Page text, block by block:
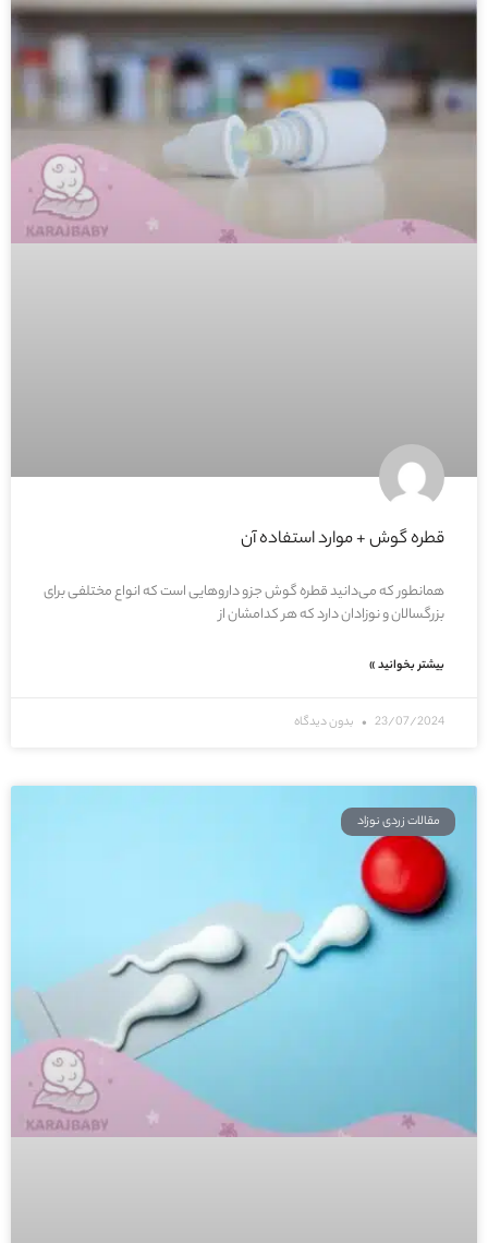
قطره گوش + موارد استفاده آن
همانطور که می‌دانید قطره گوش جزو داروهایی است که انواع مختلفی برای
بزرگسالان و نوزادان دارد که هر کدامشان از
بیشتر بخوانید »
23/07/2024 بدون دیدگاه
مقالات زردی نوزاد